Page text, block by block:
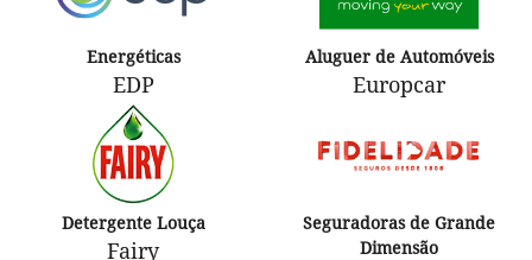
Energéticas
EDP
Aluguer de Automóveis
Europcar
Detergente Louça
Fairy
Seguradoras de Grande
Dimensão